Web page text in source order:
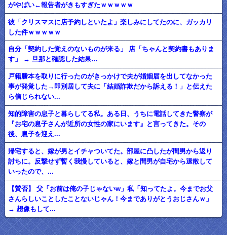
がやばい←報告者がきもすぎたｗｗｗｗｗ
彼「クリスマスに店予約しといたよ」楽しみにしてたのに、ガッカリ
した件ｗｗｗｗｗ
自分「契約した覚えのないものが来る」 店「ちゃんと契約書もありま
す」 → 旦那と確認した結果…
戸籍謄本を取りに行ったのがきっかけで夫が婚姻届を出してなかった
事が発覚した→即別居して夫に「結婚詐欺だから訴える！」と伝えた
ら信じられない...
知的障害の息子と暮らしてる私。ある日、うちに電話してきた警察が
『お宅の息子さんが近所の女性の家にいます』と言ってきた。その
後、息子を迎え...
帰宅すると、嫁が男とイチャついてた。部屋に凸したが間男から返り
討ちに。反撃せず暫く我慢していると、嫁と間男が自宅から退散して
いったので、...
【賛否】 父「お前は俺の子じゃないw」私「知ってたよ。今までお父
さんらしいことしたことないじゃん！今までありがとうおじさんｗ」
→ 想像もして...